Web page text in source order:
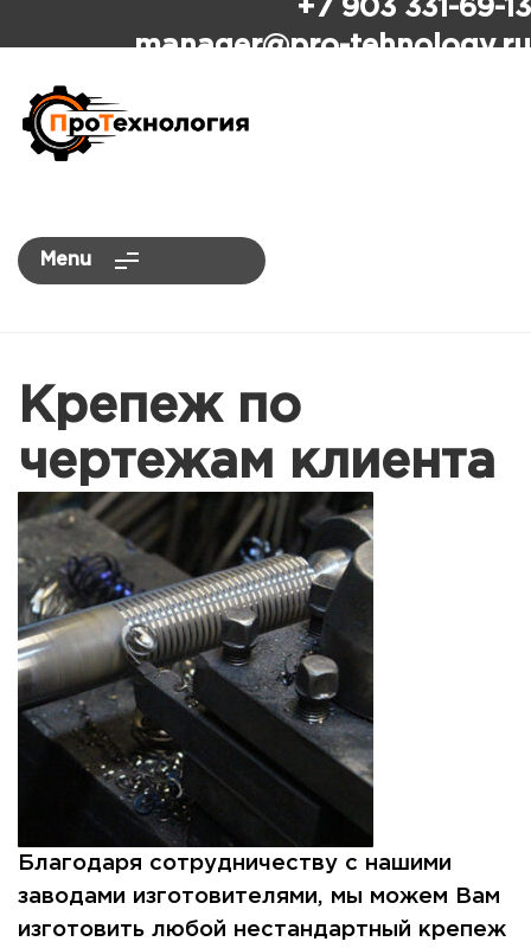
+7 903 331-69-13
manager@pro-tehnology.ru
Menu
Крепеж по
чертежам клиента
Благодаря сотрудничеству с нашими
заводами изготовителями, мы можем Вам
изготовить любой нестандартный крепеж